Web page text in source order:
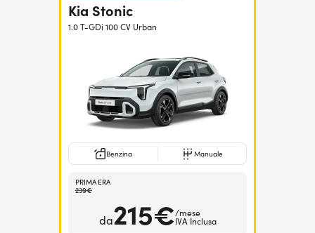
Kia Stonic
1.0 T-GDi 100 CV Urban
Benzina Manuale
PRIMA ERA
239€
da215€/mese
IVA Inclusa